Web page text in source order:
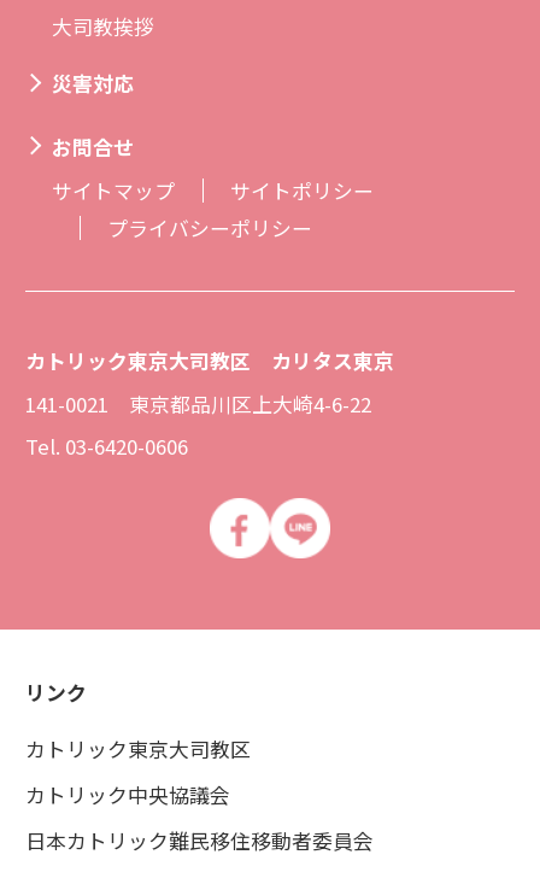
大司教挨拶
災害対応
お問合せ
サイトマップ
サイトポリシー
プライバシーポリシー
カトリック東京大司教区 カリタス東京
141-0021 東京都品川区上大崎4-6-22
Tel. 03-6420-0606
リンク
カトリック東京大司教区
カトリック中央協議会
日本カトリック難民移住移動者委員会